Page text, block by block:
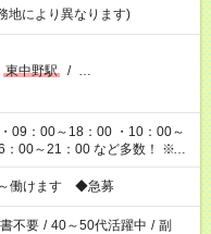
地により異なります)
東中野駅 / …
09：00～18：00 ・10：00～
00 など多数！ ※お
働けます ◆急募
不要 / 40～50代活躍中 / 副